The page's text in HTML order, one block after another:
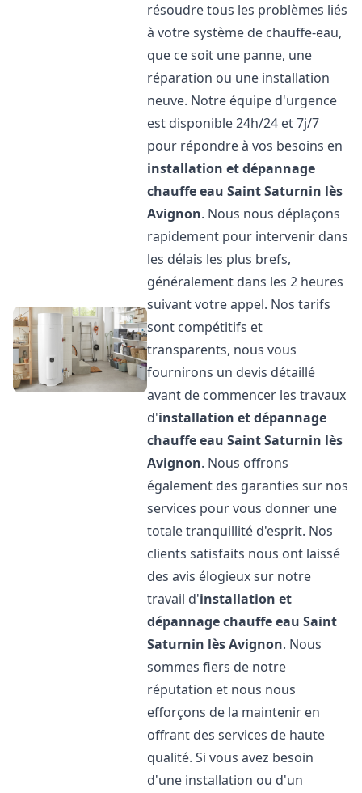
résoudre tous les problèmes liés
à votre système de chauffe-eau,
que ce soit une panne, une
réparation ou une installation
neuve. Notre équipe d'urgence
est disponible 24h/24 et 7j/7
pour répondre à vos besoins en
installation et dépannage
chauffe eau Saint Saturnin lès
Avignon. Nous nous déplaçons
rapidement pour intervenir dans
les délais les plus brefs,
généralement dans les 2 heures
suivant votre appel. Nos tarifs
sont compétitifs et
transparents, nous vous
fournirons un devis détaillé
avant de commencer les travaux
d'installation et dépannage
chauffe eau Saint Saturnin lès
Avignon. Nous offrons
également des garanties sur nos
services pour vous donner une
totale tranquillité d'esprit. Nos
clients satisfaits nous ont laissé
des avis élogieux sur notre
travail d'installation et
dépannage chauffe eau Saint
Saturnin lès Avignon. Nous
sommes fiers de notre
réputation et nous nous
efforçons de la maintenir en
offrant des services de haute
qualité. Si vous avez besoin
d'une installation ou d'un